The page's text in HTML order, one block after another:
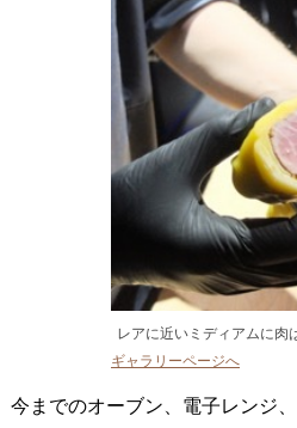
レアに近いミディアムに肉
ギャラリーページへ
今までのオーブン、電子レンジ